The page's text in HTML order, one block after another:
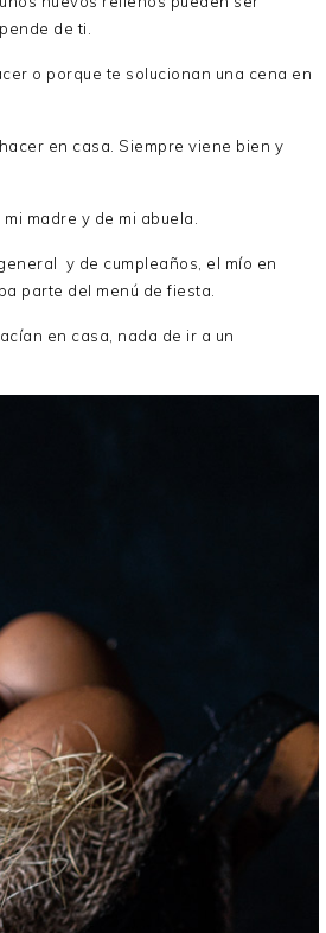
de ti.
o porque te solucionan una cena en
en casa. Siempre viene bien y
madre y de mi abuela.
y de cumpleaños, el mío en
parte del menú de fiesta.
en casa, nada de ir a un